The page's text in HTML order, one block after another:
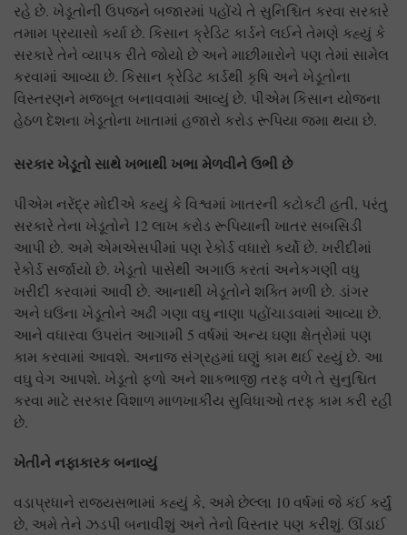
રહે છે. ખેડૂતોની ઉપજને બજારમાં પહોંચે તે સુનિશ્ચિત કરવા સરકારે
તમામ પ્રયાસો કર્યા છે. કિસાન ક્રેડિટ કાર્ડને લઈને તેમણે કહ્યું કે
સરકારે તેને વ્યાપક રીતે જોયો છે અને માછીમારોને પણ તેમાં સામેલ
કરવામાં આવ્યા છે. કિસાન ક્રેડિટ કાર્ડથી કૃષિ અને ખેડૂતોના
વિસ્તરણને મજબૂત બનાવવામાં આવ્યું છે. પીએમ કિસાન યોજના
હેઠળ દેશના ખેડૂતોના ખાતામાં હજારો કરોડ રૂપિયા જમા થયા છે.
સરકાર ખેડૂતો સાથે ખભાથી ખભા મેળવીને ઉભી છે
પીએમ નરેંદ્ર મોદીએ કહ્યું કે વિશ્વમાં ખાતરની કટોકટી હતી, પરંતુ
સરકારે તેના ખેડૂતોને 12 લાખ કરોડ રૂપિયાની ખાતર સબસિડી
આપી છે. અમે એમએસપીમાં પણ રેકોર્ડ વધારો કર્યો છે. ખરીદીમાં
રેકોર્ડ સર્જાયો છે. ખેડૂતો પાસેથી અગાઉ કરતાં અનેકગણી વધુ
ખરીદી કરવામાં આવી છે. આનાથી ખેડૂતોને શક્તિ મળી છે. ડાંગર
અને ઘઉંના ખેડૂતોને અઢી ગણા વઘુ નાણા પહોંચાડવામાં આવ્યા છે.
આને વધારવા ઉપરાંત આગામી 5 વર્ષમાં અન્ય ઘણા ક્ષેત્રોમાં પણ
કામ કરવામાં આવશે. અનાજ સંગ્રહમાં ઘણું કામ થઈ રહ્યું છે. આ
વઘુ વેગ આપશે. ખેડૂતો ફળો અને શાકભાજી તરફ વળે તે સુનુશ્ચિત
કરવા માટે સરકાર વિશાળ માળખાકીય સુવિધાઓ તરફ કામ કરી રહી
છે.
ખેતીને નફાકારક બનાવ્યું
વડાપ્રધાને રાજ્યસભામાં કહ્યું કે, અમે છેલ્લા 10 વર્ષમાં જે કંઈ કર્યું
છે, અમે તેને ઝડપી બનાવીશું અને તેનો વિસ્તાર પણ કરીશું. ઊંડાઈ